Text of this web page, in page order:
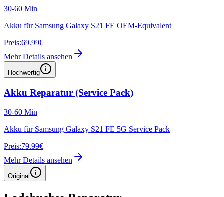
30-60 Min
Akku für Samsung Galaxy S21 FE OEM-Equivalent
Preis:69.99€
Mehr Details ansehen
Hochwertig
Akku Reparatur (Service Pack)
30-60 Min
Akku für Samsung Galaxy S21 FE 5G Service Pack
Preis:79.99€
Mehr Details ansehen
Original